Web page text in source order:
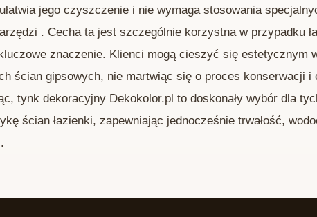
jego czyszczenie i nie wymaga stosowania
. Cecha ta jest szczególnie korzystna w przypadku
znaczenie. Klienci mogą cieszyć się estetycznym
ścian gipsowych, nie martwiąc się o proces konserwacji i
tynk dekoracyjny Dekokolor.pl to doskonały wybór dla
ścian łazienki, zapewniając jednocześnie trwałość,